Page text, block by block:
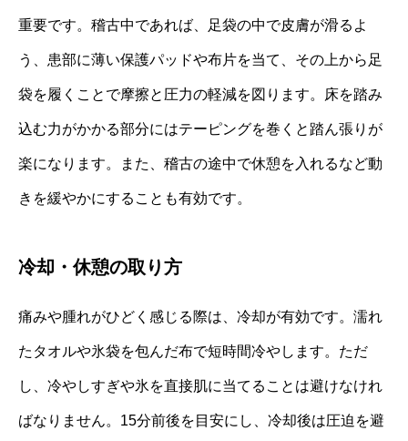
重要です。稽古中であれば、足袋の中で皮膚が滑るよ
う、患部に薄い保護パッドや布片を当て、その上から足
袋を履くことで摩擦と圧力の軽減を図ります。床を踏み
込む力がかかる部分にはテーピングを巻くと踏ん張りが
楽になります。また、稽古の途中で休憩を入れるなど動
きを緩やかにすることも有効です。
冷却・休憩の取り方
痛みや腫れがひどく感じる際は、冷却が有効です。濡れ
たタオルや氷袋を包んだ布で短時間冷やします。ただ
し、冷やしすぎや氷を直接肌に当てることは避けなけれ
ばなりません。15分前後を目安にし、冷却後は圧迫を避